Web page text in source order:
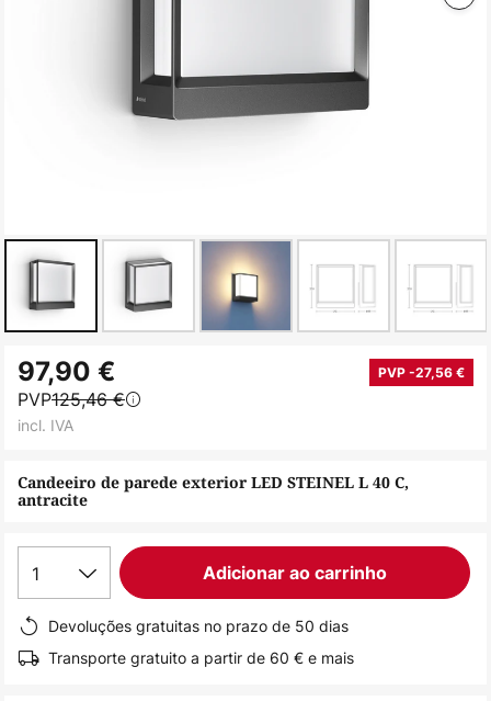
para
início
Galeria
de
imagens
Candeeiro de parede exterior LED STEINEL L 40 C,
antracite
97,90 € PVP -27,56 €
PVP125,46 €
incl. IVA
1 Adicionar ao carrinho
Devoluções gratuitas no prazo de 50 dias
Transporte gratuito a partir de 60 € e mais